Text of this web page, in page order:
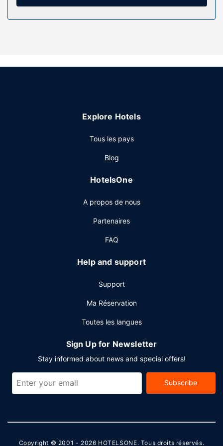
Restaurant
Lors de votre séjour dans cet hôtel, vous pourrez prendre
Explore Hotels
Tous les pays
Blog
HotelsOne
A propos de nous
Partenaires
FAQ
Help and support
Support
Ma Réservation
Toutes les langues
Sign Up for Newsletter
Stay informed about news and special offers!
Subscribe
Copyright © 2001 - 2026 HOTELSONE. Tous droits réservés.